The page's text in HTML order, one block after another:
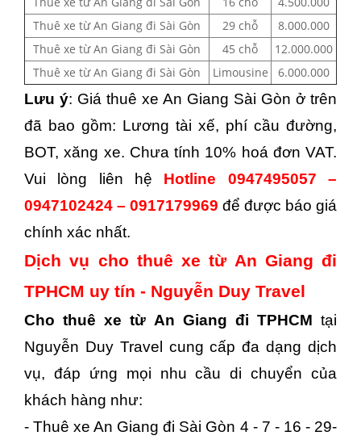
Thuê xe từ An Giang đi Sài Gòn
29 chỗ
8.000.000
Thuê xe từ An Giang đi Sài Gòn
45 chỗ
12.000.000
Thuê xe từ An Giang đi Sài Gòn
Limousine 6.000.000
Lưu ý: Giá thuê xe An Giang Sài Gòn ở trên
đã bao gồm: Lương tài xế, phí cầu đường,
BOT, xăng xe. Chưa tính 10% hoá đơn VAT.
Vui lòng liên hệ Hotline 0947495057 –
0947102424 – 0917179969 để được báo giá
chính xác nhất.
Dịch vụ cho thuê xe từ An Giang đi
TPHCM uy tín - Nguyễn Duy Travel
Cho thuê xe từ An Giang đi TPHCM tại
Nguyễn Duy Travel cung cấp đa dạng dịch
vụ, đáp ứng mọi nhu cầu di chuyển của
khách hàng như:
- Thuê xe An Giang đi Sài Gòn 4 - 7 - 16 - 29-